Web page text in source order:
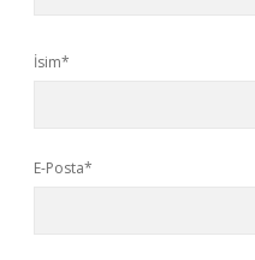
İsim*
E-Posta*